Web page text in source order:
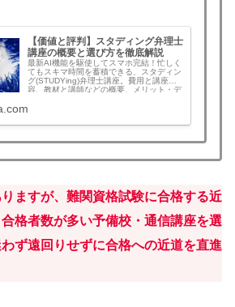
【価値と評判】スタディング弁理士
講座の概要と選び方を徹底解説
最新AI機能を駆使してスマホ完結！忙しく
てもスキマ時間を蓄積できる、スタディン
グ(STUDYing)弁理士講座。費用と講座内
容、教材と講師などの概要、メリット・デ
ますが、難関資格試験に合格する近
格者数が多い予備校・通信講座を選
ず遠回りせずに合格への近道を直進